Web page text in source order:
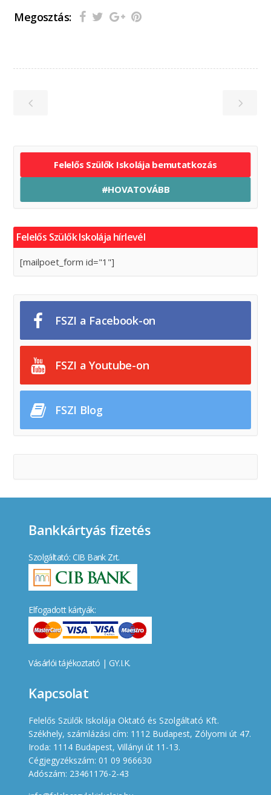
Megosztás:
Felelős Szülők Iskolája bemutatkozás
#HOVATOVÁBB
Felelős Szülők Iskolája hírlevél
[mailpoet_form id="1"]
FSZI a Facebook-on
FSZI a Youtube-on
FSZI Blog
Bankkártyás fizetés
Szolgáltató: CIB Bank Zrt.
Elfogadott kártyák:
Vásárlói tájékoztató | GY.I.K.
Kapcsolat
Felelős Szülők Iskolája Oktató és Szolgáltató Kft.
Székhely, számlázási cím: 1112 Budapest, Zólyomi út 47.
Iroda: 1114 Budapest, Villányi út 11-13.
Cégjegyzékszám: 01 09 966630
Adószám: 23461176-2-43